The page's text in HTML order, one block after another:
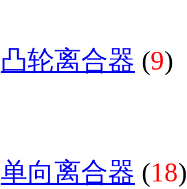
凸轮离合器 (9)
单向离合器 (18)